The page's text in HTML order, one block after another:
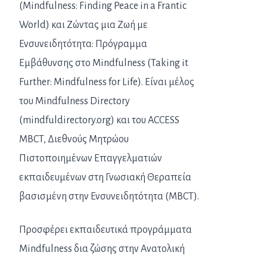
(Mindfulness: Finding Peace in a Frantic
World) και Ζώντας μια Ζωή με
Ενσυνειδητότητα: Πρόγραμμα
Εμβάθυνσης στο Mindfulness (Taking it
Further: Mindfulness for Life). Είναι μέλος
του Mindfulness Directory
(mindfuldirectory.org) και του ACCESS
MBCT, Διεθνούς Μητρώου
Πιστοποιημένων Επαγγελματιών
εκπαιδευμένων στη Γνωσιακή Θεραπεία
βασισμένη στην Ενσυνειδητότητα (MBCT).
Προσφέρει εκπαιδευτικά προγράμματα
Mindfulness δια ζώσης στην Ανατολική